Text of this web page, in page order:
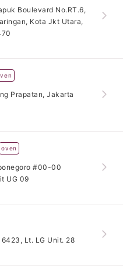
Boulevard No.RT.6,
Kota Jkt Utara,
Prapatan, Jakarta
oven
#00-00
UG 09
Lt. LG Unit. 28